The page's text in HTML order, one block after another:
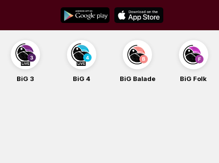
content
BiG 3 BiG 4 BiG Balade BiG Folk